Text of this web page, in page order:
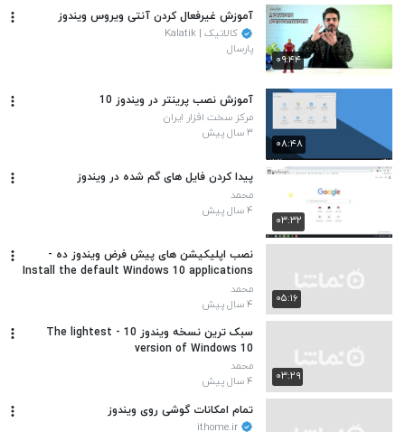
۰۹:۴۴
آموزش غیرفعال کردن آنتی ویروس ویندوز
کالاتیک | Kalatik
پارسال
۰۸:۴۸
آموزش نصب پرینتر در ویندوز 10
مرکز سخت افزار ایران
۳ سال پیش
۰۳:۳۲
پیدا کردن فایل های گم شده در ویندوز
محمد
۴ سال پیش
۰۵:۱۶
نصب اپلیکیشن های پیش فرض ویندوز ده -
Install the default Windows 10 applications
محمد
۴ سال پیش
۰۳:۲۹
سبک ترین نسخه ویندوز 10 - The lightest
version of Windows 10
محمد
۴ سال پیش
تمام امکانات گوشی روی ویندوز
ithome.ir